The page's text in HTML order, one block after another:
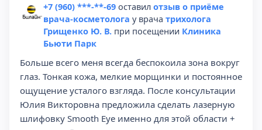
+7 (960) ***-**-69 оставил отзыв о приёме
врача-косметолога у врача трихолога
Грищенко Ю. В. при посещении Клиника
Бьюти Парк
Больше всего меня всегда беспокоила зона вокруг
глаз. Тонкая кожа, мелкие морщинки и постоянное
ощущение усталого взгляда. После консультации
Юлия Викторовна предложила сделать лазерную
шлифовку Smooth Eye именно для этой области +